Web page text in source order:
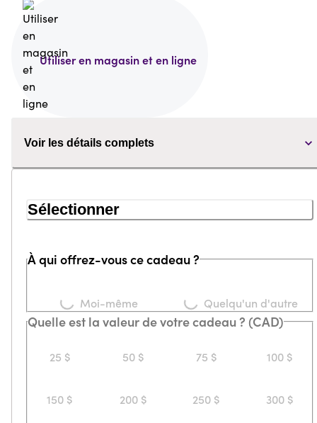
Utiliser en magasin et en ligne
Voir les détails complets
Sélectionner
À qui offrez-vous ce cadeau ?
Loading... Moi-même Loading... Quelqu'un d'autre
Quelle est la valeur de votre cadeau ? (CAD)
25 $ 50 $ 75 $ 100 $
150 $ 200 $ 250 $ 300 $